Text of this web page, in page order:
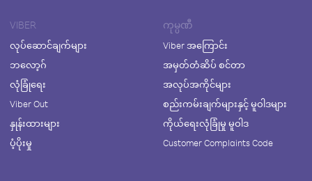
VIBER
လုပ်ဆောင်ချက်များ
ဘလော့ဂ်
လုံခြုံရေး
Viber Out
နှုန်းထားများ
ပံ့ပိုးမှု
ကုမ္ပဏီ
Viber အကြောင်း
အမှတ်တံဆိပ် စင်တာ
အလုပ်အကိုင်များ
စည်းကမ်းချက်များနှင့် မူဝါဒများ
ကိုယ်ရေးလုံခြုံမှု မူဝါဒ
Customer Complaints Code